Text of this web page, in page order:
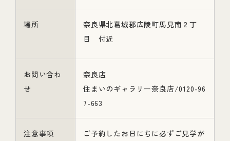
場所
奈良県北葛城郡広陵町馬見南２丁
目 付近
お問い合わ
せ
奈良店
住まいのギャラリー奈良店/0120-96
7-663
注意事項
ご予約したお日にちに必ずご見学が